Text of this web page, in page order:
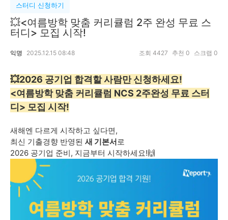
스터디 신청하기
💥<여름방학 맞춤 커리큘럼 2주 완성 무료 스
터디> 모집 시작!
익명 2025.12.15 08:48 조회 4427 추천 0 스크랩 0
💥2026 공기업 합격할 사람만 신청하세요!
<여름방학 맞춤 커리큘럼 NCS 2주완성 무료 스터
디> 모집 시작!
새해엔 다르게 시작하고 싶다면,
최신 기출경향 반영된 새 기본서로
2026 공기업 준비, 지금부터 시작하세요!🙌